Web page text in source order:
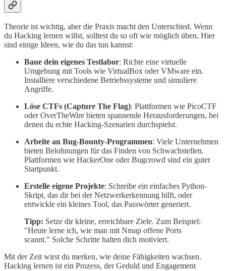
Theorie ist wichtig, aber die Praxis macht den Unterschied. Wenn
du Hacking lernen willst, solltest du so oft wie möglich üben. Hier
sind einige Ideen, wie du das tun kannst:
Baue dein eigenes Testlabor: Richte eine virtuelle
Umgebung mit Tools wie VirtualBox oder VMware ein.
Installiere verschiedene Betriebssysteme und simuliere
Angriffe.
Löse CTFs (Capture The Flag): Plattformen wie PicoCTF
oder OverTheWire bieten spannende Herausforderungen, bei
denen du echte Hacking-Szenarien durchspielst.
Arbeite an Bug-Bounty-Programmen: Viele Unternehmen
bieten Belohnungen für das Finden von Schwachstellen.
Plattformen wie HackerOne oder Bugcrowd sind ein guter
Startpunkt.
Erstelle eigene Projekte: Schreibe ein einfaches Python-
Skript, das dir bei der Netzwerkerkennung hilft, oder
entwickle ein kleines Tool, das Passwörter generiert.
Tipp: Setze dir kleine, erreichbare Ziele. Zum Beispiel:
"Heute lerne ich, wie man mit Nmap offene Ports
scannt." Solche Schritte halten dich motiviert.
Mit der Zeit wirst du merken, wie deine Fähigkeiten wachsen.
Hacking lernen ist ein Prozess, der Geduld und Engagement